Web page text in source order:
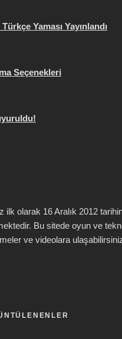
Yaması Yayınlandı
Seçenekleri
ilk olarak 16 Aralık 2012
Bu sitede oyun ve
ve videolara